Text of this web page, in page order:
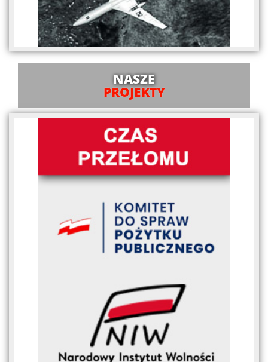
NASZE
PROJEKTY